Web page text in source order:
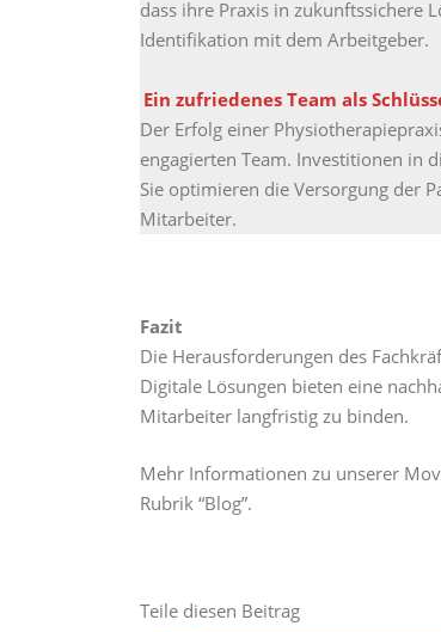
dass ihre Praxis in zukunftssichere
Identifikation mit dem Arbeitgeber.
Ein zufriedenes Team als
Der Erfolg einer
engagierten Team. Investitionen in
Sie optimieren die Versorgung der
Mitarbeiter.
Fazit
Die Herausforderungen des
Digitale Lösungen bieten eine
Mitarbeiter langfristig zu binden.
Mehr Informationen zu unserer
Rubrik “Blog”.
Teile diesen Beitrag